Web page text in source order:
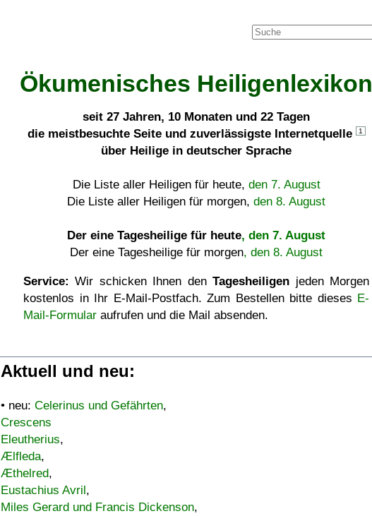
Ökumenisches Heiligenlexikon
seit 27 Jahren, 10 Monaten und 22 Tagen
die meistbesuchte Seite und zuverlässigste Internetquelle
1
über Heilige in deutscher Sprache
Die Liste aller Heiligen für heute, den 7. August
Die Liste aller Heiligen für morgen, den 8. August
Der eine Tagesheilige für heute, den 7. August
Der eine Tagesheilige für morgen, den 8. August
Service: Wir schicken Ihnen denTagesheiligen jeden Morgen
kostenlos in Ihr E-Mail-Postfach. Zum Bestellen bitte dieses E-
Mail-Formular aufrufen und die Mail absenden.
Aktuell und neu:
• neu: Celerinus und Gefährten,
Crescens
Eleutherius,
Ælfleda,
Æthelred,
Eustachius Avril,
Miles Gerard und Francis Dickenson,